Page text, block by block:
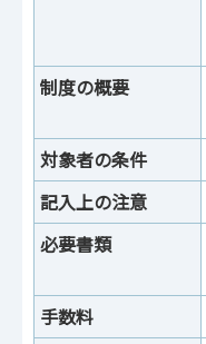
制度の概要
対象者の条件
記入上の注意
必要書類
手数料